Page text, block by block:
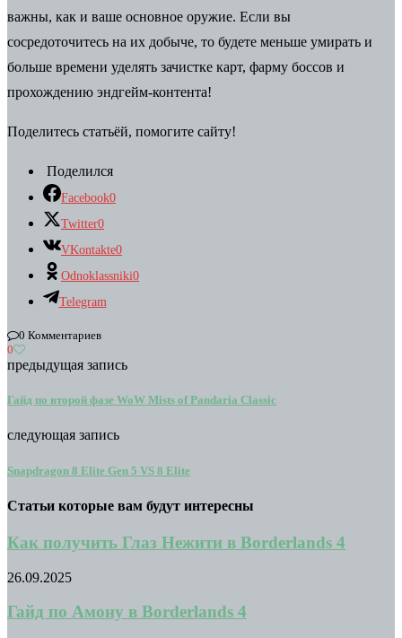
важны, как и ваше основное оружие. Если вы
сосредоточитесь на их добыче, то будете меньше умирать и
больше времени уделять зачистке карт, фарму боссов и
прохождению эндгейм-контента!
Поделитесь статьёй, помогите сайту!
Поделился
Facebook0
Twitter0
VKontakte0
Odnoklassniki0
Telegram
0 Комментариев
0
предыдущая запись
Гайд по второй фазе WoW Mists of Pandaria Classic
следующая запись
Snapdragon 8 Elite Gen 5 VS 8 Elite
Статьи которые вам будут интересны
Как получить Глаз Нежити в Borderlands 4
26.09.2025
Гайд по Амону в Borderlands 4